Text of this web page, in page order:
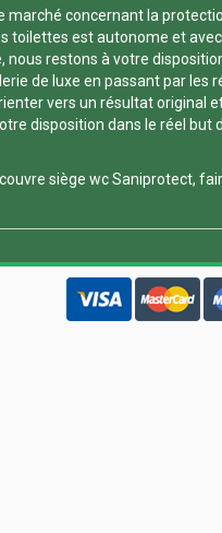
marché concernant la
toilettes est autonome et
restons à votre
de luxe en passant par les
vers un résultat original
disposition dans le réel but
couvre siège wcSaniprotect,